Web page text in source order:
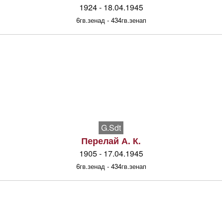
1924 - 18.04.1945
6гв.зенад - 434гв.зенап
G.Sdt
Перелай А. К.
1905 - 17.04.1945
6гв.зенад - 434гв.зенап